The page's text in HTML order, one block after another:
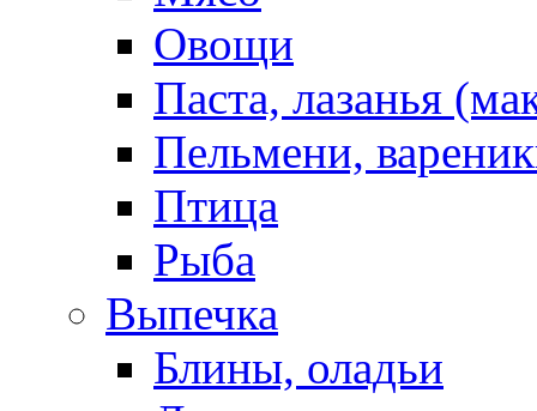
Овощи
Паста, лазанья
Пельмени,
Птица
Рыба
Выпечка
Блины, оладьи